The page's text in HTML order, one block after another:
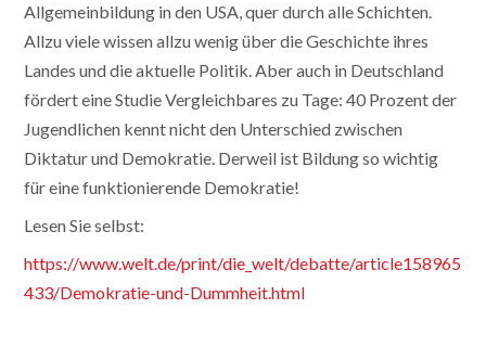
Allgemeinbildung in den USA, quer durch alle Schichten.
Allzu viele wissen allzu wenig über die Geschichte ihres
Landes und die aktuelle Politik. Aber auch in Deutschland
fördert eine Studie Vergleichbares zu Tage: 40 Prozent der
Jugendlichen kennt nicht den Unterschied zwischen
Diktatur und Demokratie. Derweil ist Bildung so wichtig
für eine funktionierende Demokratie!
Lesen Sie selbst:
https://www.welt.de/print/die_welt/debatte/article158965
433/Demokratie-und-Dummheit.html